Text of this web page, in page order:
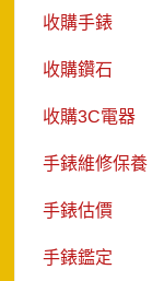
收購手錶
收購鑽石
收購3C電器
手錶維修保養
手錶估價
手錶鑑定